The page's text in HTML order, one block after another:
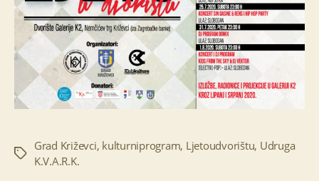
Oznake
Grad Križevci, kulturniprogram, Ljetoudvorištu, Udruga
K.V.A.R.K.